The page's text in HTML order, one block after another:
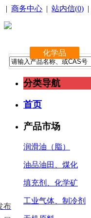
| 商务中心 | 站内信(0) |
化学品
分类导航
首页
产品市场
润滑油（脂）
油品油田、煤化
填充剂、化学矿
工业气体、制冷剂
布